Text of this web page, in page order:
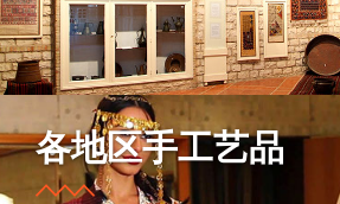
各地区手工艺品